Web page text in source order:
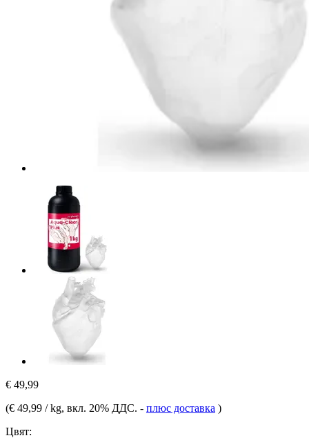
€ 49,99
(€ 49,99 / kg, вкл. 20% ДДС. - плюс доставка )
Цвят: